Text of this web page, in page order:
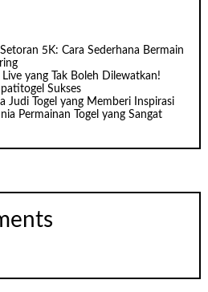
5K: Cara Sederhana Bermain
yang Tak Boleh Dilewatkan!
Sukses
Judi Togel yang Memberi Inspirasi
Permainan Togel yang Sangat